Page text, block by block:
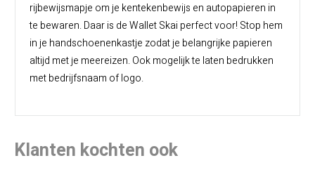
rijbewijsmapje om je kentekenbewijs en autopapieren in
te bewaren. Daar is de Wallet Skai perfect voor! Stop hem
in je handschoenenkastje zodat je belangrijke papieren
altijd met je meereizen. Ook mogelijk te laten bedrukken
met bedrijfsnaam of logo.
Klanten kochten ook